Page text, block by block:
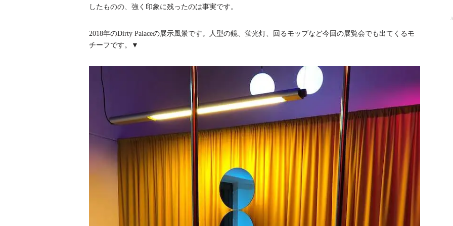
したものの、強く印象に残ったのは事実です。
2018年のDirty Palaceの展示風景です。人型の鏡、蛍光灯、回るモップなど今回の展覧会でも出てくるモ
チーフです。▼